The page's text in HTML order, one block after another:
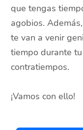
que tengas
agobios.
te van a venir
tiempo durante
contratiempos.
¡Vamos con ello!